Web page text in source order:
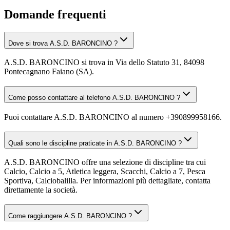
Domande frequenti
Dove si trova A.S.D. BARONCINO ?
A.S.D. BARONCINO si trova in Via dello Statuto 31, 84098
Pontecagnano Faiano (SA).
Come posso contattare al telefono A.S.D. BARONCINO ?
Puoi contattare A.S.D. BARONCINO al numero +390899958166.
Quali sono le discipline praticate in A.S.D. BARONCINO ?
A.S.D. BARONCINO offre una selezione di discipline tra cui
Calcio, Calcio a 5, Atletica leggera, Scacchi, Calcio a 7, Pesca
Sportiva, Calciobalilla. Per informazioni più dettagliate, contatta
direttamente la società.
Come raggiungere A.S.D. BARONCINO ?